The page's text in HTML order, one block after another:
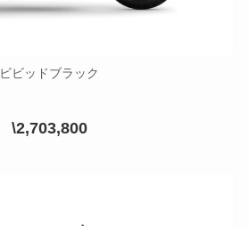
ビビッドブラック
\2,703,800